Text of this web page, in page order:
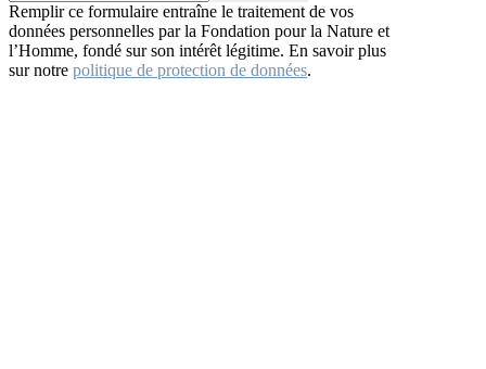
Remplir ce formulaire entraîne le traitement de vos
données personnelles par la Fondation pour la Nature et
l’Homme, fondé sur son intérêt légitime. En savoir plus
sur notre politique de protection de données.